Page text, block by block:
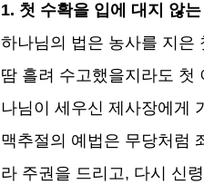
1. 첫 수확을 입에 대지 않
하나님의 법은 농사를 지은
땀 흘려 수고했을지라도 첫
나님이 세우신 제사장에게
맥추절의 예법은 무당처럼
라 주권을 드리고, 다시 신